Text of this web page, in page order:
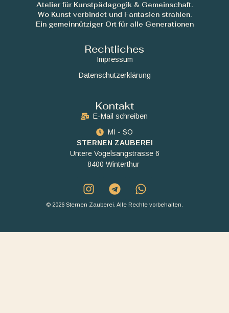
Atelier für Kunstpädagogik & Gemeinschaft.
Wo Kunst verbindet und Fantasien strahlen.
Ein gemeinnütziger Ort für alle Generationen
Rechtliches
Impressum
Datenschutzerklärung
Kontakt
E-Mail schreiben
MI - SO
STERNEN ZAUBEREI
Untere Vogelsangstrasse 6
8400 Winterthur
© 2026 Sternen Zauberei. Alle Rechte vorbehalten.